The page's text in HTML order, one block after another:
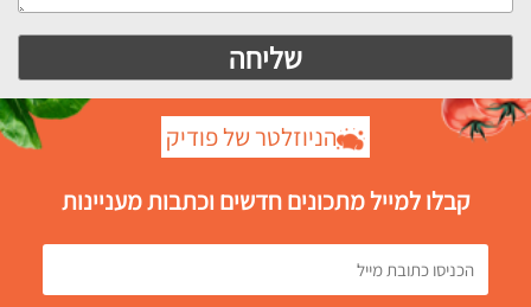
הניוזלטר של פודיק
קבלו למייל מתכונים חדשים וכתבות מעניינות